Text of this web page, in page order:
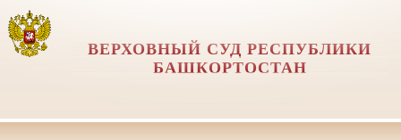
ВЕРХОВНЫЙ СУД РЕСПУБЛИКИ
БАШКОРТОСТАН